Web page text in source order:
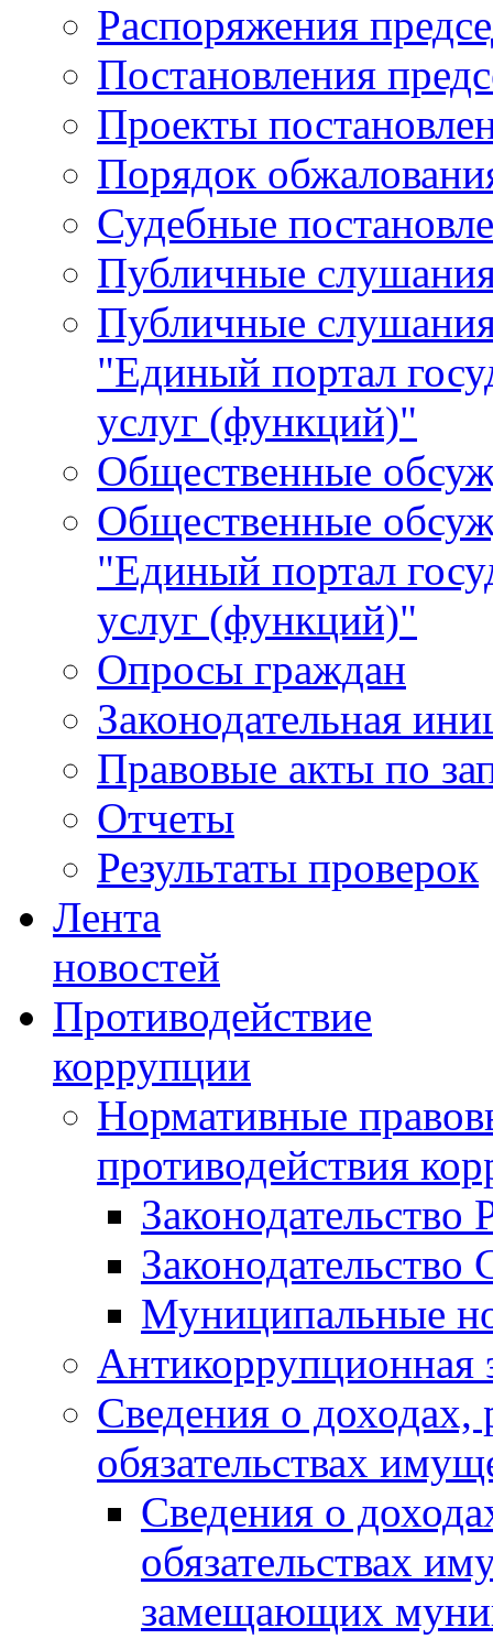
Распоряжения
Постановления
Проекты
Порядок
Судебные
Публичные
Публичные
"Единый портал
услуг (функций)"
Общественные
Общественные
"Единый портал
услуг (функций)"
Опросы граждан
Законодательная
Правовые акты по
Отчеты
Результаты проверок
Лента
новостей
Противодействие
коррупции
Нормативные
противодействия
Законодательство
Муниципальные
Антикоррупционная
Сведения о доходах,
обязательствах
Сведения о
обязательствах
замещающих